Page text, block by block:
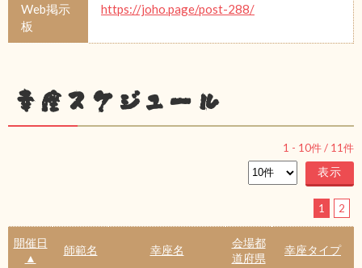
Web掲示
板
https://joho.page/post-288/
幸座スケジュール
1 - 10件 / 11件
1 2
開催日
▲
師範名 幸座名
会場都
道府県
幸座タイプ